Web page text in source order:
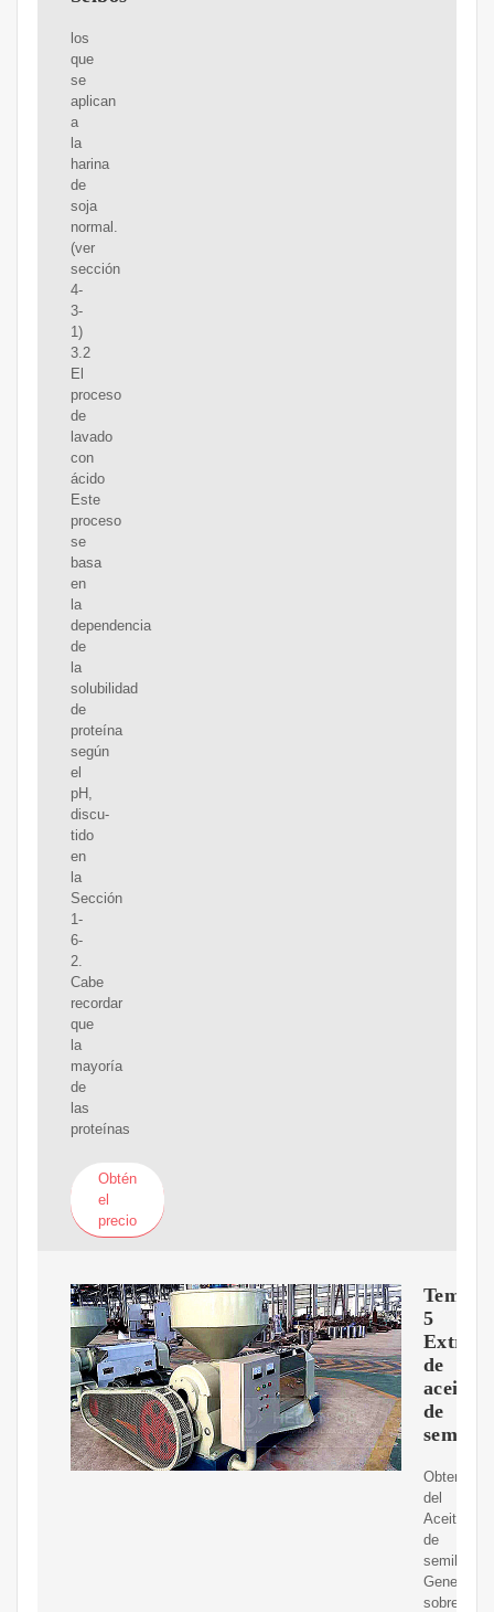
los
que
se
aplican
a
la
harina
de
soja
normal.
(ver
sección
4-
3-
1)
3.2
El
proceso
de
lavado
con
ácido
Este
proceso
se
basa
en
la
dependencia
de
la
solubilidad
de
proteína
según
el
pH,
discu-
tido
en
la
Sección
1-
6-
2.
Cabe
recordar
que
la
mayoría
de
las
proteínas
Obtén
el
precio
Tema
5
de
aceites
de
semillas
Obtención
del
Aceite
de
semillas
sobre